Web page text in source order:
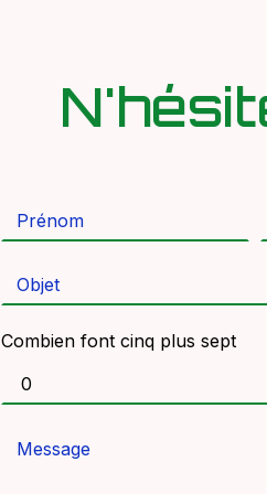
Combien font cinq plus sept